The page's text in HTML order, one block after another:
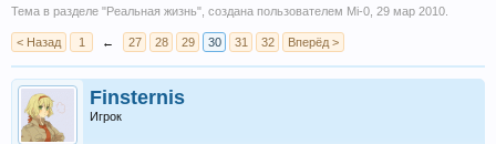
Тема в разделе "Реальная жизнь", создана пользователем Mi-0 29 мар 2010
< Назад 1 ← 27 28 29 30 31 32 Вперёд >
Finsternis
Игрок